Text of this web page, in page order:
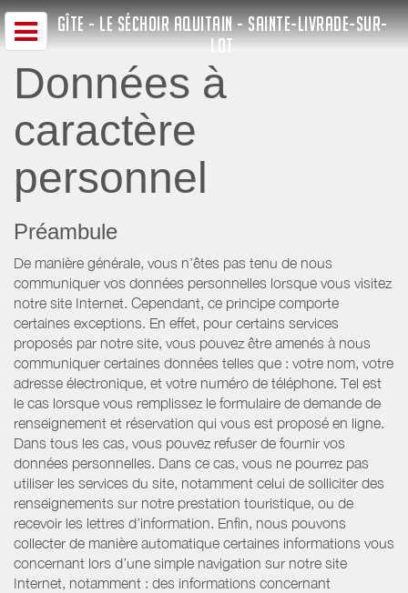
GÎTE - LE SÉCHOIR AQUITAIN - SAINTE-LIVRADE-SUR-
LOT
Données à
caractère
personnel
Préambule
De manière générale, vous n’êtes pas tenu de nous
communiquer vos données personnelles lorsque vous visitez
notre site Internet. Cependant, ce principe comporte
certaines exceptions. En effet, pour certains services
proposés par notre site, vous pouvez être amenés à nous
communiquer certaines données telles que : votre nom, votre
adresse électronique, et votre numéro de téléphone. Tel est
le cas lorsque vous remplissez le formulaire de demande de
renseignement et réservation qui vous est proposé en ligne.
Dans tous les cas, vous pouvez refuser de fournir vos
données personnelles. Dans ce cas, vous ne pourrez pas
utiliser les services du site, notamment celui de solliciter des
renseignements sur notre prestation touristique, ou de
recevoir les lettres d’information. Enfin, nous pouvons
collecter de manière automatique certaines informations vous
concernant lors d’une simple navigation sur notre site
Internet, notamment : des informations concernant